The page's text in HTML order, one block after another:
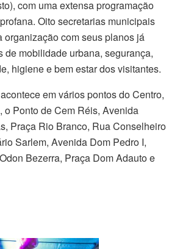
com uma extensa programação
Oito secretarias municipais
organização com seus planos já
de mobilidade urbana, segurança,
higiene e bem estar dos visitantes.
em vários pontos do Centro,
o Ponto de Cem Réis, Avenida
Praça Rio Branco, Rua Conselheiro
Sarlem, Avenida Dom Pedro I,
Bezerra, Praça Dom Adauto e